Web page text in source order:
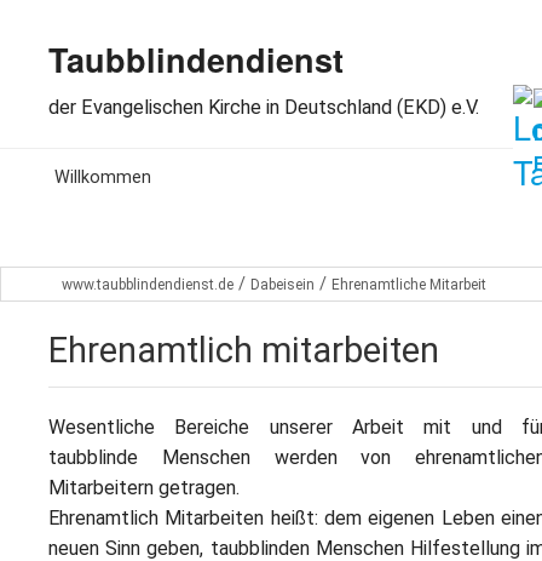
Taubblindendienst
der Evangelischen Kirche in Deutschland (EKD) e.V.
Willkommen
Wir über uns
Arbeitsbereiche
Spenden
Dabeisein
Kontakt
www.taubblindendienst.de / Dabeisein / Ehrenamtliche Mitarbeit
Ehrenamtlich mitarbeiten
Wesentliche Bereiche unserer Arbeit mit und
taubblinde Menschen werden von
Mitarbeitern getragen.
Ehrenamtlich Mitarbeiten heißt: dem eigenen Leben
neuen Sinn geben, taubblinden Menschen Hilfestellung